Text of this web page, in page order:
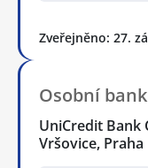
Zveřejněno: 27.
Osobní
UniCredit Bank
Vršovice, Praha